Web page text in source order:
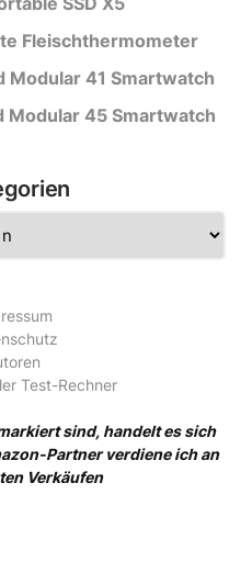
Fleischthermometer
Modular 41 Smartwatch
Modular 45 Smartwatch
Test-Rechner
sind, handelt es sich
Partner verdiene ich an
Verkäufen